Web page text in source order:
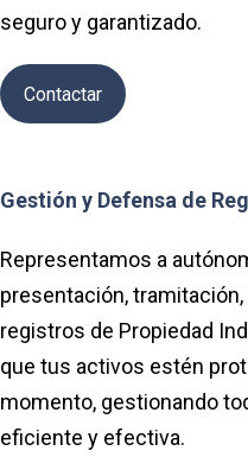
seguro y garantizado.
Contactar
Gestión y Defensa de
Representamos a
presentación,
registros de Propiedad
que tus activos estén
momento, gestionando
eficiente y efectiva.